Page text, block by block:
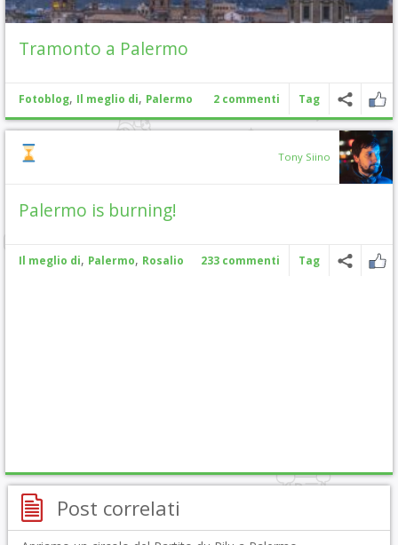
Tramonto a Palermo
Fotoblog, Il meglio di, Palermo 2 commenti Tag
Tony Siino
Palermo is burning!
Il meglio di, Palermo, Rosalio 233 commenti Tag
Post correlati